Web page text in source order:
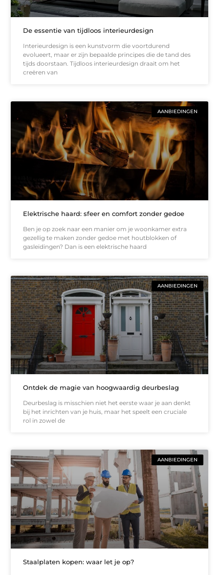
De essentie van tijdloos interieurdesign
Interieurdesign is een kunstvorm die voortdurend
evolueert, maar er zijn bepaalde principes die de tand des
tijds doorstaan. Tijdloos interieurdesign draait om het
creëren van
AANBIEDINGEN
Elektrische haard: sfeer en comfort zonder gedoe
Ben je op zoek naar een manier om je woonkamer extra
gezellig te maken zonder gedoe met houtblokken of
gasleidingen? Dan is een elektrische haard
AANBIEDINGEN
Ontdek de magie van hoogwaardig deurbeslag
Deurbeslag is misschien niet het eerste waar je aan denkt
bij het inrichten van je huis, maar het speelt een cruciale
rol in zowel de
AANBIEDINGEN
Staalplaten kopen: waar let je op?